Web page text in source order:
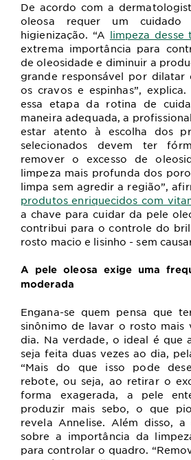
De acordo com a
oleosa requer um cuidado
higienização. “A limpeza
extrema importância para
de oleosidade e diminuir a
grande responsável por
os cravos e espinhas”,
essa etapa da rotina de
maneira adequada, a
estar atento à escolha dos
selecionados devem ter
remover o excesso de
limpeza mais profunda dos
limpa sem agredir a região”,
produtos enriquecidos com
a chave para cuidar da pele
contribui para o controle do
rosto macio e lisinho - sem
A pele oleosa exige uma
moderada
Engana-se quem pensa que
sinônimo de lavar o rosto mais
dia. Na verdade, o ideal é que
seja feita duas vezes ao dia,
“Mais do que isso pode
rebote, ou seja, ao retirar o
forma exagerada, a pele
produzir mais sebo, o que
revela Annelise. Além disso, a
sobre a importância da
para controlar o quadro.